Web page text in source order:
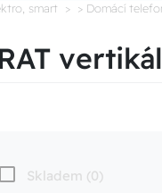
smart > Domácí
Skladem (0)